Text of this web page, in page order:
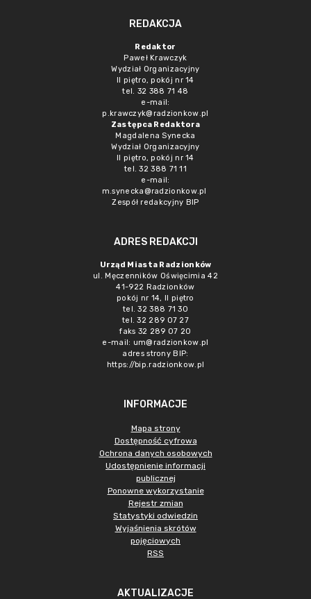
REDAKCJA
Redaktor
Paweł Krawczyk
Wydział Organizacyjny
II piętro, pokój nr 14
tel. 32 388 71 48
e-mail:
p.krawczyk@radzionkow.pl
Zastępca Redaktora
Magdalena Synecka
Wydział Organizacyjny
II piętro, pokój nr 14
tel. 32 388 71 11
e-mail:
m.synecka@radzionkow.pl
Zespół redakcyjny BIP
ADRES REDAKCJI
Urząd Miasta Radzionków
ul. Męczenników Oświęcimia 42
41-922 Radzionków
pokój nr 14, II piętro
tel. 32 388 71 30
tel. 32 289 07 27
faks 32 289 07 20
e-mail: um@radzionkow.pl
adres strony BIP:
https://bip.radzionkow.pl
INFORMACJE
Mapa strony
Dostępność cyfrowa
Ochrona danych osobowych
Udostępnienie informacji
publicznej
Ponowne wykorzystanie
Rejestr zmian
Statystyki odwiedzin
Wyjaśnienia skrótów
pojęciowych
RSS
AKTUALIZACJE